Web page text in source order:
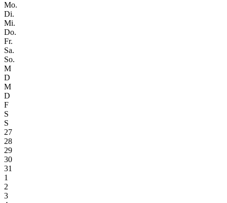
Mo.
Di.
Mi.
Do.
Fr.
Sa.
So.
M
D
M
D
F
S
S
27
28
29
30
31
1
2
3